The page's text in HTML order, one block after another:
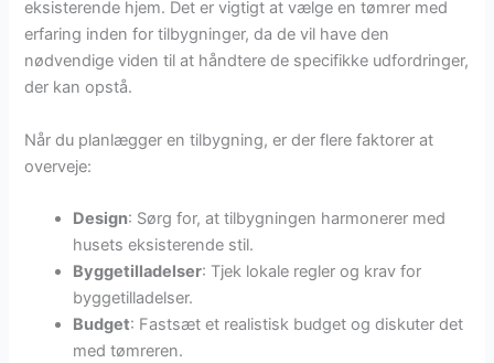
eksisterende hjem. Det er vigtigt at vælge en tømrer med
erfaring inden for tilbygninger, da de vil have den
nødvendige viden til at håndtere de specifikke udfordringer,
der kan opstå.
Når du planlægger en tilbygning, er der flere faktorer at
overveje:
Design: Sørg for, at tilbygningen harmonerer med
husets eksisterende stil.
Byggetilladelser: Tjek lokale regler og krav for
byggetilladelser.
Budget: Fastsæt et realistisk budget og diskuter det
med tømreren.